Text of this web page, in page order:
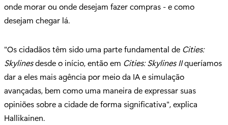
onde morar ou onde desejam fazer compras - e como
desejam chegar lá.
"Os cidadãos têm sido uma parte fundamental de Cities:
Skylinesdesde o início, então em Cities: Skylines IIqueríamos
dar a eles mais agência por meio da IA e simulação
avançadas, bem como uma maneira de expressar suas
opiniões sobre a cidade de forma significativa", explica
Hallikainen.